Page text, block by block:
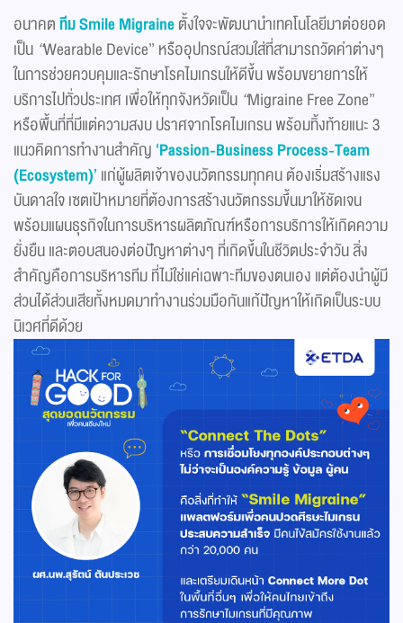
อนาคตทีม Smile Migraineตั้งใจจะพัฒนานำเทคโนโลยีมาต่อยอด
เป็น “Wearable Device” หรืออุปกรณ์สวมใส่ที่สามารถวัดค่าต่างๆ
ในการช่วยควบคุมและรักษาโรคไมเกรนให้ดีขึ้น พร้อมขยายการให้
บริการไปทั่วประเทศ เพื่อให้ทุกจังหวัดเป็น “Migraine Free Zone”
หรือพื้นที่ที่มีแต่ความสงบ ปราศจากโรคไมเกรน พร้อมทิ้งท้ายแนะ 3
แนวคิดการทำงานสำคัญ ‘Passion-Business Process-Team
(Ecosystem)’ แก่ผู้ผลิตเจ้าของนวัตกรรมทุกคน ต้องเริ่มสร้างแรง
บันดาลใจ เซตเป้าหมายที่ต้องการสร้างนวัตกรรมขึ้นมาให้ชัดเจน
พร้อมแผนธุรกิจในการบริหารผลิตภัณฑ์หรือการบริการให้เกิดความ
ยั่งยืน และตอบสนองต่อปัญหาต่างๆ ที่เกิดขึ้นในชีวิตประจำวัน สิ่ง
สำคัญคือการบริหารทีม ที่ไม่ใช่แค่เฉพาะทีมของตนเอง แต่ต้องนำผู้มี
ส่วนได้ส่วนเสียทั้งหมดมาทำงานร่วมมือกันแก้ปัญหาให้เกิดเป็นระบบ
นิเวศที่ดีด้วย